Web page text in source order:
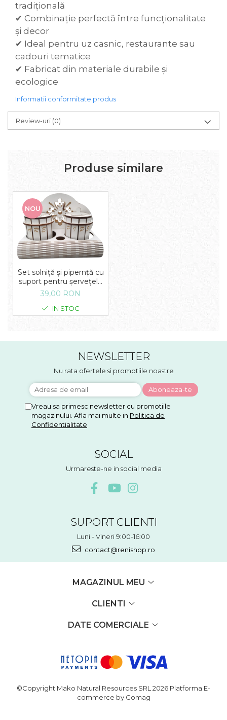
tradițională
✔ Combinație perfectă între funcționalitate
și decor
✔ Ideal pentru uz casnic, restaurante sau
cadouri tematice
✔ Fabricat din materiale durabile și
ecologice
Informatii conformitate produs
Review-uri (0)
Produse similare
NOU
Set solniță și pipernță cu
suport pentru șervețele
și scobitori Flori
39,00 RON
IN STOC
NEWSLETTER
Nu rata ofertele si promotiile noastre
Vreau sa primesc newsletter cu promotiile
magazinului. Afla mai multe in Politica de
Confidentialitate
SOCIAL
Urmareste-ne in social media
SUPORT CLIENTI
Luni - Vineri 9:00-16:00
contact@renishop.ro
MAGAZINUL MEU
CLIENTI
DATE COMERCIALE
©Copyright Mako Natural Resources SRL 2026 Platforma E-
commerce by Gomag